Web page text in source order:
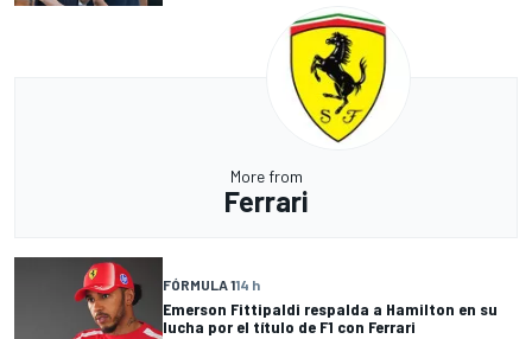
More from
Ferrari
FÓRMULA 114 h
Emerson Fittipaldi respalda a Hamilton en su
lucha por el título de F1 con Ferrari